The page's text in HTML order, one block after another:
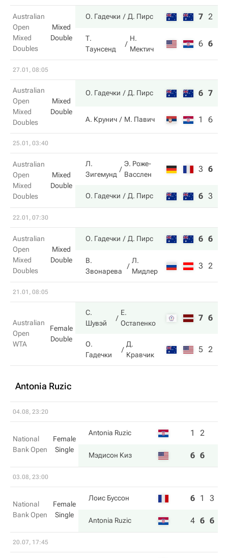
Australian
Open
Mixed
Doubles
Mixed
Double
О. Гадечки Д. Пирс 7 2
Т.
Таунсенд
Н.
Мектич
6 6
27.01, 08:05
Australian
Open
Mixed
Doubles
Mixed
Double
О. Гадечки Д. Пирс 6 7
А. Крунич М. Павич 1 6
25.01, 03:40
Australian
Open
Mixed
Doubles
Mixed
Double
Л.
Зигемунд
Э. Роже-
Васслен
3 6
О. Гадечки Д. Пирс 6 3
22.01, 07:30
Australian
Open
Mixed
Doubles
Mixed
Double
О. Гадечки Д. Пирс 6 6
В.
Звонарева
Л.
Мидлер
3 2
21.01, 08:05
Australian
Open
WTA
Female
Double
С.
Шувэй
Е.
Остапенко
7 6
О.
Гадечки
Д.
Кравчик
5 2
Antonia Ruzic
04.08, 23:20
National
Bank Open
Female
Single
Antonia Ruzic 1 2
Мэдисон Киз 6 6
03.08, 23:00
National
Bank Open
Female
Single
Лоис Буссон 6 1 3
Antonia Ruzic 4 6 6
20.07, 17:45